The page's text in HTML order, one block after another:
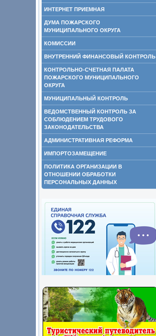
ИНТЕРНЕТ ПРИЕМНАЯ
ДУМА ПОЖАРСКОГО
МУНИЦИПАЛЬНОГО ОКРУГА
КОМИССИИ
ВНУТРЕННИЙ ФИНАНСОВЫЙ КОНТРОЛЬ
КОНТРОЛЬНО-СЧЕТНАЯ ПАЛАТА
ПОЖАРСКОГО МУНИЦИПАЛЬНОГО
ОКРУГА
МУНИЦИПАЛЬНЫЙ КОНТРОЛЬ
ВЕДОМСТВЕННЫЙ КОНТРОЛЬ ЗА
СОБЛЮДЕНИЕМ ТРУДОВОГО
ЗАКОНОДАТЕЛЬСТВА
АДМИНИСТРАТИВНАЯ РЕФОРМА
ИМПОРТОЗАМЕЩЕНИЕ
ПОЛИТИКА ОРГАНИЗАЦИИ В
ОТНОШЕНИИ ОБРАБОТКИ
ПЕРСОНАЛЬНЫХ ДАННЫХ